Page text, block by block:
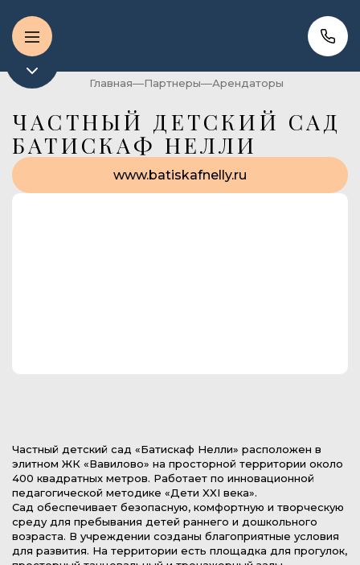
Главная Партнеры Арендаторы
ЧАСТНЫЙ ДЕТСКИЙ САД
БАТИСКАФ НЕЛЛИ
www.batiskafnelly.ru
Частный детский сад «Батискаф Нелли» расположен в
элитном ЖК «Вавилово» на просторной территории около
400 квадратных метров. Работает по инновационной
педагогической методике «Дети XXI века».
Сад обеспечивает безопасную, комфортную и творческую
среду для пребывания детей раннего и дошкольного
возраста. В учреждении созданы благоприятные условия
для развития. На территории есть площадка для прогулок,